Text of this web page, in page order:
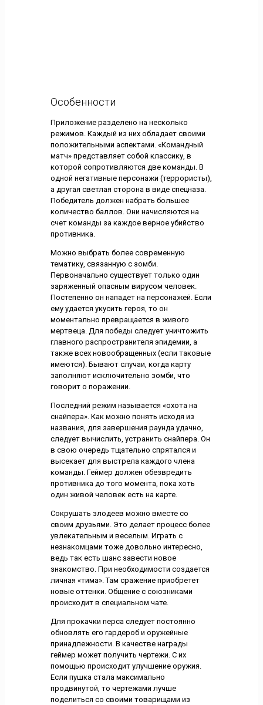
Особенности
Приложение разделено на несколько
режимов. Каждый из них обладает своими
положительными аспектами. «Командный
матч» представляет собой классику, в
которой сопротивляются две команды. В
одной негативные персонажи (террористы),
а другая светлая сторона в виде спецназа.
Победитель должен набрать большее
количество баллов. Они начисляются на
счет команды за каждое верное убийство
противника.
Можно выбрать более современную
тематику, связанную с зомби.
Первоначально существует только один
заряженный опасным вирусом человек.
Постепенно он нападет на персонажей. Если
ему удается укусить героя, то он
моментально превращается в живого
мертвеца. Для победы следует уничтожить
главного распространителя эпидемии, а
также всех новообращенных (если таковые
имеются). Бывают случаи, когда карту
заполняют исключительно зомби, что
говорит о поражении.
Последний режим называется «охота на
снайпера». Как можно понять исходя из
названия, для завершения раунда удачно,
следует вычислить, устранить снайпера. Он
в свою очередь тщательно спрятался и
высекает для выстрела каждого члена
команды. Геймер должен обезвредить
противника до того момента, пока хоть
один живой человек есть на карте.
Сокрушать злодеев можно вместе со
своим друзьями. Это делает процесс более
увлекательным и веселым. Играть с
незнакомцами тоже довольно интересно,
ведь так есть шанс завести новое
знакомство. При необходимости создается
личная «тима». Там сражение приобретет
новые оттенки. Общение с союзниками
происходит в специальном чате.
Для прокачки перса следует постоянно
обновлять его гардероб и оружейные
принадлежности. В качестве награды
геймер может получить чертежи. С их
помощью происходит улучшение оружия.
Если пушка стала максимально
продвинутой, то чертежами лучше
поделиться со своими товарищами из